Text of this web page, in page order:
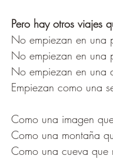
Pero hay otros viajes
No empiezan en una
No empiezan en una
No empiezan en una
Empiezan como una
Como una imagen
Como una montaña
Como una cueva que